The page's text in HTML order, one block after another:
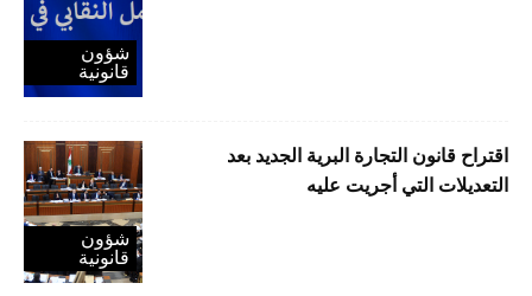
شؤون
قانونية
شؤون
قانونية
اقتراح قانون التجارة البرية الجديد بعد
التعديلات التي أجريت عليه